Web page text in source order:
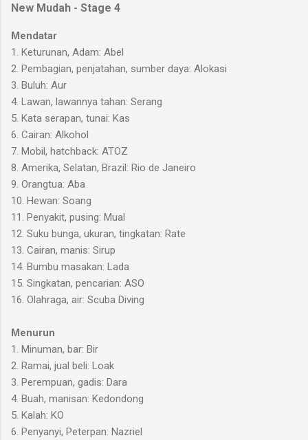
New Mudah - Stage 4
Mendatar
1. Keturunan, Adam: Abel
2. Pembagian, penjatahan, sumber daya: Alokasi
3. Buluh: Aur
4. Lawan, lawannya tahan: Serang
5. Kata serapan, tunai: Kas
6. Cairan: Alkohol
7. Mobil, hatchback: ATOZ
8. Amerika, Selatan, Brazil: Rio de Janeiro
9. Orangtua: Aba
10. Hewan: Soang
11. Penyakit, pusing: Mual
12. Suku bunga, ukuran, tingkatan: Rate
13. Cairan, manis: Sirup
14. Bumbu masakan: Lada
15. Singkatan, pencarian: ASO
16. Olahraga, air: Scuba Diving
Menurun
1. Minuman, bar: Bir
2. Ramai, jual beli: Loak
3. Perempuan, gadis: Dara
4. Buah, manisan: Kedondong
5. Kalah: KO
6. Penyanyi, Peterpan: Nazriel